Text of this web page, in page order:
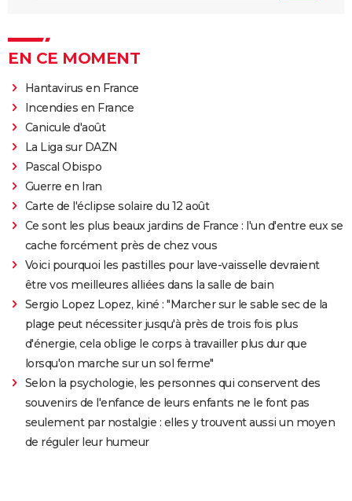
EN CE MOMENT
Hantavirus en France
Incendies en France
Canicule d'août
La Liga sur DAZN
Pascal Obispo
Guerre en Iran
Carte de l'éclipse solaire du 12 août
Ce sont les plus beaux jardins de France : l'un d'entre eux se
cache forcément près de chez vous
Voici pourquoi les pastilles pour lave-vaisselle devraient
être vos meilleures alliées dans la salle de bain
Sergio Lopez Lopez, kiné : "Marcher sur le sable sec de la
plage peut nécessiter jusqu'à près de trois fois plus
d'énergie, cela oblige le corps à travailler plus dur que
lorsqu'on marche sur un sol ferme"
Selon la psychologie, les personnes qui conservent des
souvenirs de l'enfance de leurs enfants ne le font pas
seulement par nostalgie : elles y trouvent aussi un moyen
de réguler leur humeur